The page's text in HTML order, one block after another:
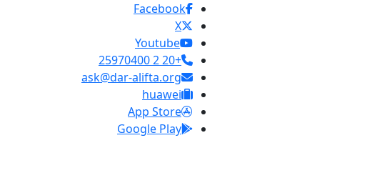
Facebook
X
Youtube
+20 2 25970400
ask@dar-alifta.org
huawei
App Store
Google Play